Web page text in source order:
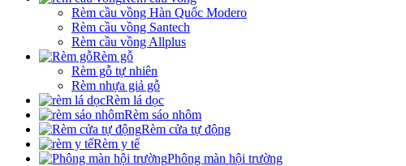
Rèm cầu vồng Hàn Quốc Modero
Rèm cầu vồng Santech
Rèm cầu vồng Allplus
Rèm gỗ
Rèm gỗ tự nhiên
Rèm nhựa giả gỗ
Rèm lá dọc
Rèm sáo nhôm
Rèm cửa tự động
Rèm y tế
Phông màn hội trường